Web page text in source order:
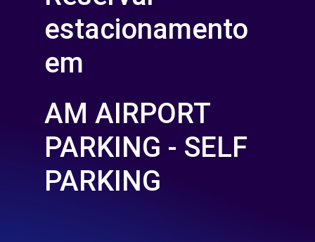
estacionamento
em
AM AIRPORT
PARKING - SELF
PARKING